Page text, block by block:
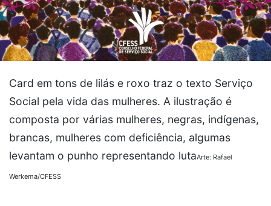
Card em tons de lilás e roxo traz o texto Serviço
Social pela vida das mulheres. A ilustração é
composta por várias mulheres, negras, indígenas,
brancas, mulheres com deficiência, algumas
levantam o punho representando lutaArte: Rafael
Werkema/CFESS